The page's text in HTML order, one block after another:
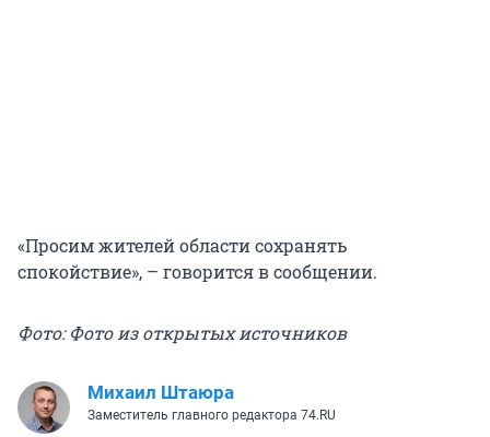
«Просим жителей области сохранять
спокойствие», – говорится в сообщении.
Фото: Фото из открытых источников
Михаил Штаюра
Заместитель главного редактора 74.RU